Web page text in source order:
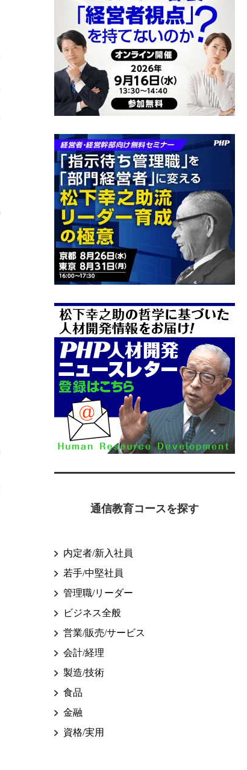
通信教育コースを探す
内定者/新入社員
若手/中堅社員
管理職/リーダー
ビジネス全般
営業/販売/サービス
会計/経理
製造/技術
食品
金融
資格/実用